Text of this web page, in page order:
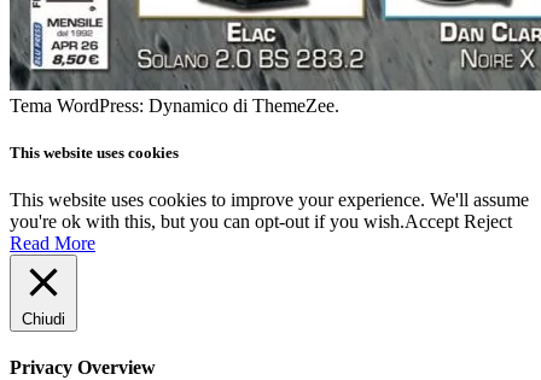
Tema WordPress: Dynamico di ThemeZee.
This website uses cookies
This website uses cookies to improve your experience. We'll assume
you're ok with this, but you can opt-out if you wish.Accept Reject
Read More
Chiudi
Privacy Overview